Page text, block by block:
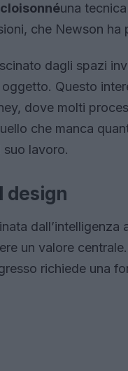
cloisonnéuna
che Newson ha
dagli spazi
Questo
dove molti
che manca
lavoro.
design
un valore
richiede una